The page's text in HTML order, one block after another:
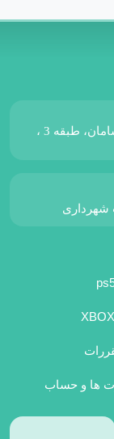
تهران، فلکه دوم صادقیه، مرکز خرید سامان، طبقه 3 ،
شهرداری
ها و حساب